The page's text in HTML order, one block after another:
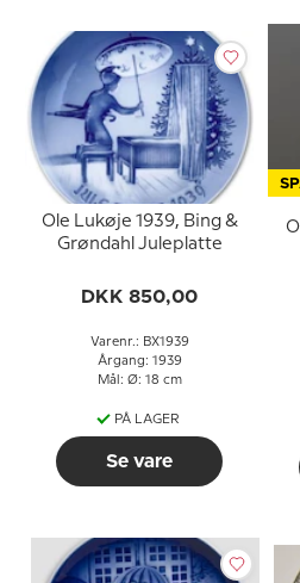
Ole Lukøje 1939, Bing &
Grøndahl Juleplatte
DKK 850,00
Varenr.: BX1939
Årgang: 1939
Mål: Ø: 18 cm
PÅ LAGER
Se vare